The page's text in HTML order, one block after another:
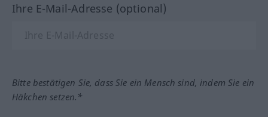
Ihre E-Mail-Adresse (optional)
Bitte bestätigen Sie, dass Sie ein Mensch sind, indem Sie ein
Häkchen setzen.*